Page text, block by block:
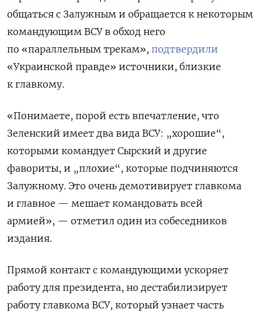
общаться с Залужным и обращается к некоторым
командующим ВСУ в обход него
по «параллельным трекам», подтвердили
«Украинской правде» источники, близкие
к главкому.
«Понимаете, порой есть впечатление, что
Зеленский имеет два вида ВСУ: „хорошие“,
которыми командует Сырский и другие
фавориты, и „плохие“, которые подчиняются
Залужному. Это очень демотивирует главкома
и главное — мешает командовать всей
армией», — отметил один из собеседников
издания.
Прямой контакт с командующими ускоряет
работу для президента, но дестабилизирует
работу главкома ВСУ, который узнает часть